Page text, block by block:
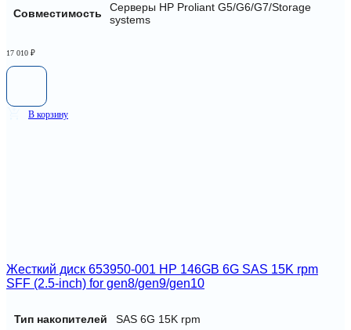
Совместимость
Серверы HP Proliant G5/G6/G7/Storage
systems
17 010 ₽
В корзину
Жесткий диск 653950-001 HP 146GB 6G SAS 15K rpm
SFF (2.5-inch) for gen8/gen9/gen10
Тип накопителей SAS 6G 15K rpm